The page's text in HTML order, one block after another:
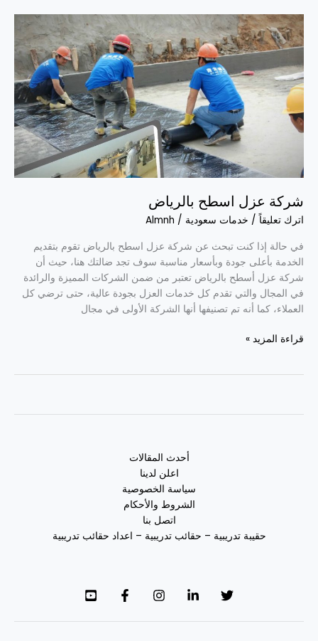
شركة عزل اسطح بالرياض
اترك تعليقاً / خدمات سعودية /
Almnh
في حالة إذا كنت تبحث عن شركة عزل اسطح بالرياض تقوم بتقديم
الخدمة بأعلى جودة وبأسعار مناسبة سوف تجد ضالتك هنا، حيث أن
شركة عزل أسطح بالرياض تعتبر من ضمن الشركات المميزة والرائدة
في المجال والتي تقدم كل خدمات العزل بجودة عالية، حتى ترضي كل
العملاء، كما أنه تم تصنيفها أنها الشركة الأولى في مجال
شركة
عزل
اسطح
بالرياض
قراءة المزيد »
أحدث المقالات
اعلن لدينا
سياسة الخصوصية
الشروط والأحكام
اتصل بنا
حقيبة تدريبية – حقائب تدريبية – اعداد حقائب تدريبية